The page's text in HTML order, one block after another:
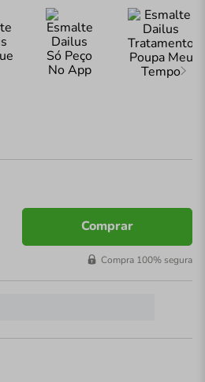
Comprar
Compra 100% segura